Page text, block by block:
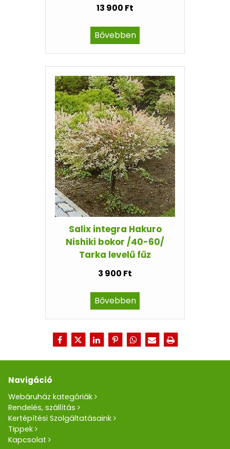
13 900 Ft
Bővebben
Salix integra Hakuro
Nishiki bokor /40-60/
Tarka levelű fűz
3 900 Ft
Bővebben
Navigáció
Webáruház kategóriák
Rendelés, szállítás
Kertépítési Szolgáltatásaink
Tippek
Kapcsolat